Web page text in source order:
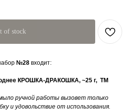
of stock
№28 входит:
КРОШКА-ДРАКОШКА, ~25 г, ТМ
ручной работы вызовет только
и удовольствие от использования.